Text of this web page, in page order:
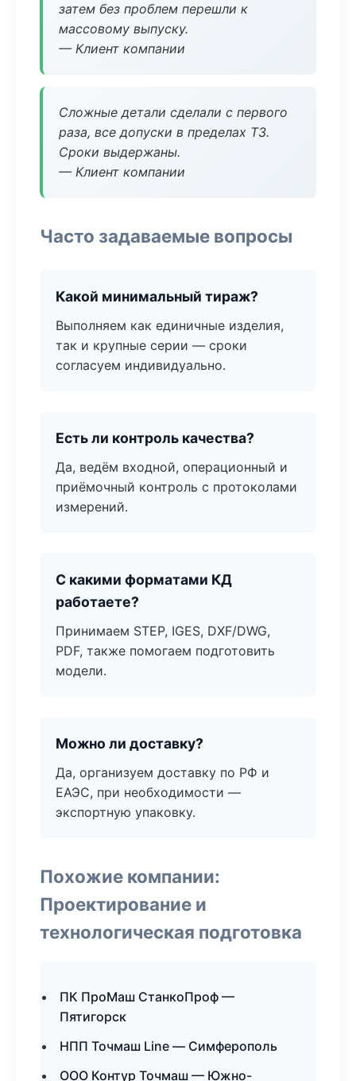
затем без проблем перешли к
массовому выпуску.
— Клиент компании
Сложные детали сделали с первого
раза, все допуски в пределах ТЗ.
Сроки выдержаны.
— Клиент компании
Часто задаваемые вопросы
Какой минимальный тираж?
Выполняем как единичные изделия,
так и крупные серии — сроки
согласуем индивидуально.
Есть ли контроль качества?
Да, ведём входной, операционный и
приёмочный контроль с протоколами
измерений.
С какими форматами КД
работаете?
Принимаем STEP, IGES, DXF/DWG,
PDF, также помогаем подготовить
модели.
Можно ли доставку?
Да, организуем доставку по РФ и
ЕАЭС, при необходимости —
экспортную упаковку.
Похожие компании:
Проектирование и
технологическая подготовка
ПК ПроМаш СтанкоПроф —
Пятигорск
НПП Точмаш Line — Симферополь
ООО Контур Точмаш — Южно-